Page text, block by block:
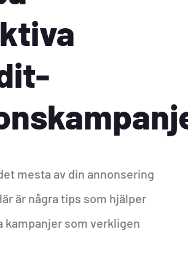
mesta av din annonsering
är några tips som hjälper
kampanjer som verkligen